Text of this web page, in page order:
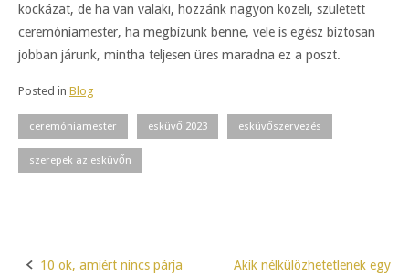
kockázat, de ha van valaki, hozzánk nagyon közeli, született
ceremóniamester, ha megbízunk benne, vele is egész biztosan
jobban járunk, mintha teljesen üres maradna ez a poszt.
Posted in Blog
ceremóniamester esküvő 2023 esküvőszervezés
szerepek az esküvőn
10 ok, amiért nincs párja
Akik nélkülözhetetlenek egy